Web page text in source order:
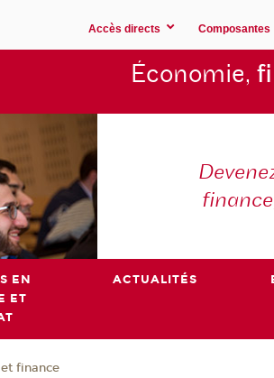
Accès directs Composantes
Économie,
EN
ET
ACTUALITÉS
finance